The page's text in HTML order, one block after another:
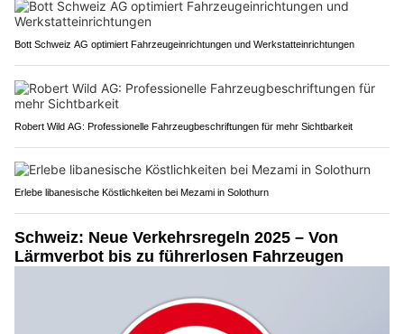
Bott Schweiz AG optimiert Fahrzeugeinrichtungen und Werkstatteinrichtungen
Robert Wild AG: Professionelle Fahrzeugbeschriftungen für mehr Sichtbarkeit
Erlebe libanesische Köstlichkeiten bei Mezami in Solothurn
Schweiz: Neue Verkehrsregeln 2025 – Von
Lärmverbot bis zu führerlosen Fahrzeugen